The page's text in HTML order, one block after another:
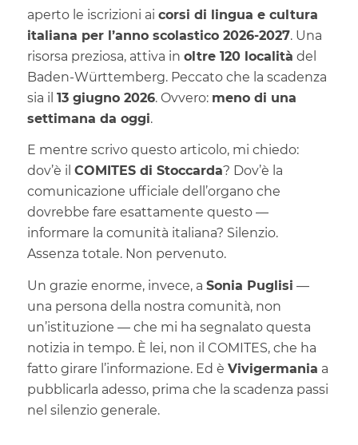
aperto le iscrizioni ai corsi di lingua e cultura
italiana per l’anno scolastico 2026-2027. Una
risorsa preziosa, attiva in oltre 120 località del
Baden-Württemberg. Peccato che la scadenza
sia il 13 giugno 2026. Ovvero: meno di una
settimana da oggi.
E mentre scrivo questo articolo, mi chiedo:
dov’è il COMITES di Stoccarda? Dov’è la
comunicazione ufficiale dell’organo che
dovrebbe fare esattamente questo —
informare la comunità italiana? Silenzio.
Assenza totale. Non pervenuto.
Un grazie enorme, invece, a Sonia Puglisi —
una persona della nostra comunità, non
un’istituzione — che mi ha segnalato questa
notizia in tempo. È lei, non il COMITES, che ha
fatto girare l’informazione. Ed è Vivigermania a
pubblicarla adesso, prima che la scadenza passi
nel silenzio generale.